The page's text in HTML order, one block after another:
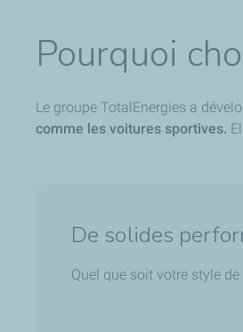
Pourquoi
Le groupe TotalEnergies a
comme les voitures sportives.
De solides
Quel que soit votre style